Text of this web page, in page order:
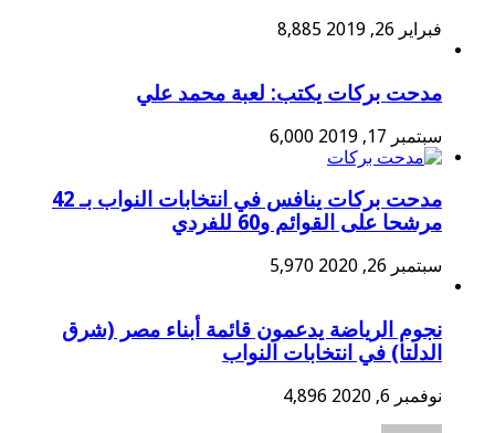
فبراير 26, 2019 8,885
مدحت بركات يكتب: لعبة محمد علي
سبتمبر 17, 2019 6,000
مدحت بركات ينافس في انتخابات النواب بـ 42
مرشحا على القوائم و60 للفردي
سبتمبر 26, 2020 5,970
نجوم الرياضة يدعمون قائمة أبناء مصر (شرق
الدلتا) في انتخابات النواب
نوفمبر 6, 2020 4,896